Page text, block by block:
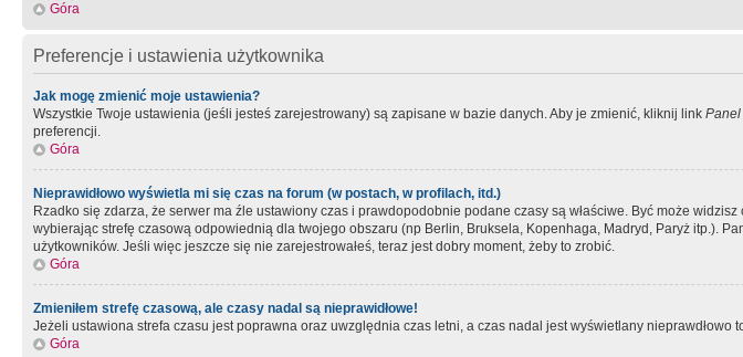
Góra
Preferencje i ustawienia użytkownika
Jak mogę zmienić moje ustawienia?
Wszystkie Twoje ustawienia (jeśli jesteś zarejestrowany) są zapisane w bazie danych. Aby je zmienić, kliknij link
preferencji.
Góra
Nieprawidłowo wyświetla mi się czas na forum (w postach, w profilach, itd.)
Rzadko się zdarza, że serwer ma źle ustawiony czas i prawdopodobnie podane czasy są właściwe. Być może
wybierając strefę czasową odpowiednią dla twojego obszaru (np Berlin, Bruksela, Kopenhaga, Madryd, Paryż itp.).
użytkowników. Jeśli więc jeszcze się nie zarejestrowałeś, teraz jest dobry moment, żeby to zrobić.
Góra
Zmieniłem strefę czasową, ale czasy nadal są nieprawidłowe!
Jeżeli ustawiona strefa czasu jest poprawna oraz uwzględnia czas letni, a czas nadal jest wyświetlany
Góra